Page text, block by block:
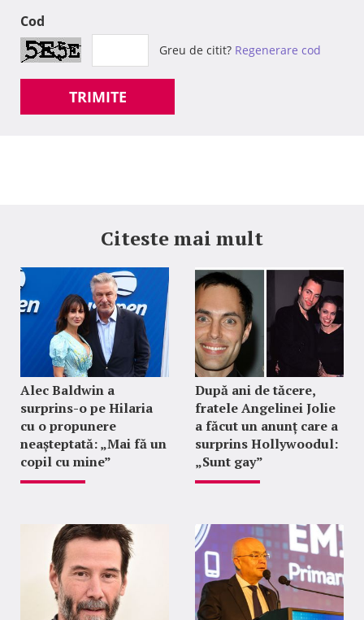
Cod
Greu de citit? Regenerare cod
TRIMITE
Citeste mai mult
Alec Baldwin a
surprins-o pe Hilaria
cu o propunere
neașteptată: „Mai fă un
copil cu mine”
După ani de tăcere,
fratele Angelinei Jolie
a făcut un anunț care a
surprins Hollywoodul:
„Sunt gay”